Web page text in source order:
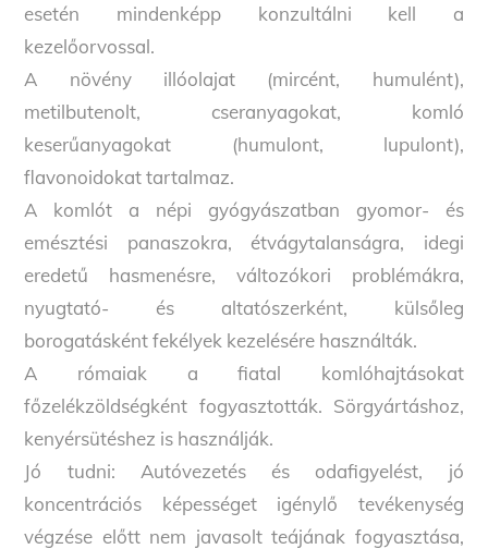
esetén mindenképp konzultálni kell a
kezelőorvossal.
A növény illóolajat (mircént, humulént),
metilbutenolt, cseranyagokat, komló
keserűanyagokat (humulont, lupulont),
flavonoidokat tartalmaz.
A komlót a népi gyógyászatban gyomor- és
emésztési panaszokra, étvágytalanságra, idegi
eredetű hasmenésre, változókori problémákra,
nyugtató- és altatószerként, külsőleg
borogatásként fekélyek kezelésére használták.
A rómaiak a fiatal komlóhajtásokat
főzelékzöldségként fogyasztották. Sörgyártáshoz,
kenyérsütéshez is használják.
Jó tudni: Autóvezetés és odafigyelést, jó
koncentrációs képességet igénylő tevékenység
végzése előtt nem javasolt teájának fogyasztása,